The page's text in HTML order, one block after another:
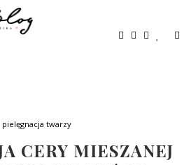
pielęgnacja twarzy
CERY MIESZANEJ